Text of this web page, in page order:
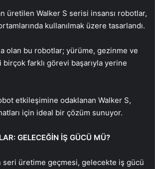
üretilen Walker S serisi insansı robotlar,
kullanılmak üzere tasarlandı.
olan bu robotlar; yürüme, gezinme ve
birçok farklı görevi başarıyla yerine
etkileşimine odaklanan Walker S,
için ideal bir çözüm sunuyor.
GELECEĞİN İŞ GÜCÜ MÜ?
seri üretime geçmesi, gelecekte iş gücü